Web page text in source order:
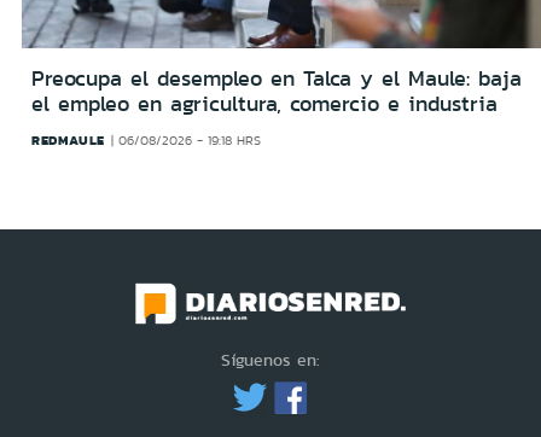
Preocupa el desempleo en Talca y el Maule: baja
el empleo en agricultura, comercio e industria
REDMAULE 06/08/2026 - 19:18 HRS
Síguenos en: